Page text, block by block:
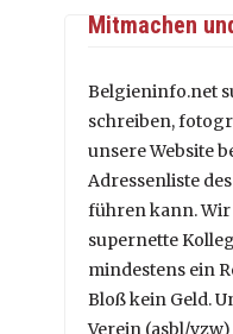
Mitmachen
Belgieninfo.net
schreiben,
unsere Website
Adressenliste
führen kann. Wir
supernette
mindestens ein
Bloß kein Geld.